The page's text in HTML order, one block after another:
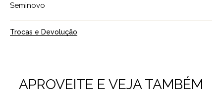
Seminovo
Trocas e Devolução
APROVEITE E VEJA TAMBÉM